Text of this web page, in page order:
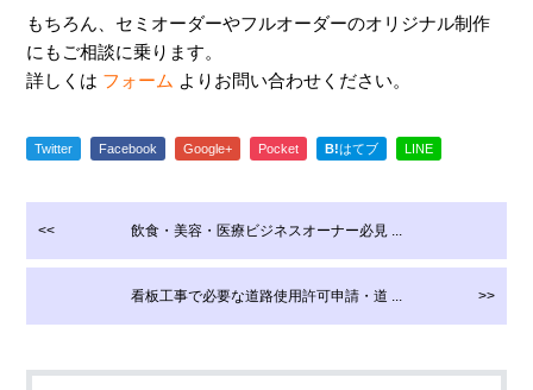
もちろん、セミオーダーやフルオーダーのオリジナル制作
にもご相談に乗ります。
詳しくは フォーム よりお問い合わせください。
Twitter Facebook Google+ Pocket B!はてブ LINE
<< 飲食・美容・医療ビジネスオーナー必見 ...
看板工事で必要な道路使用許可申請・道 ... >>